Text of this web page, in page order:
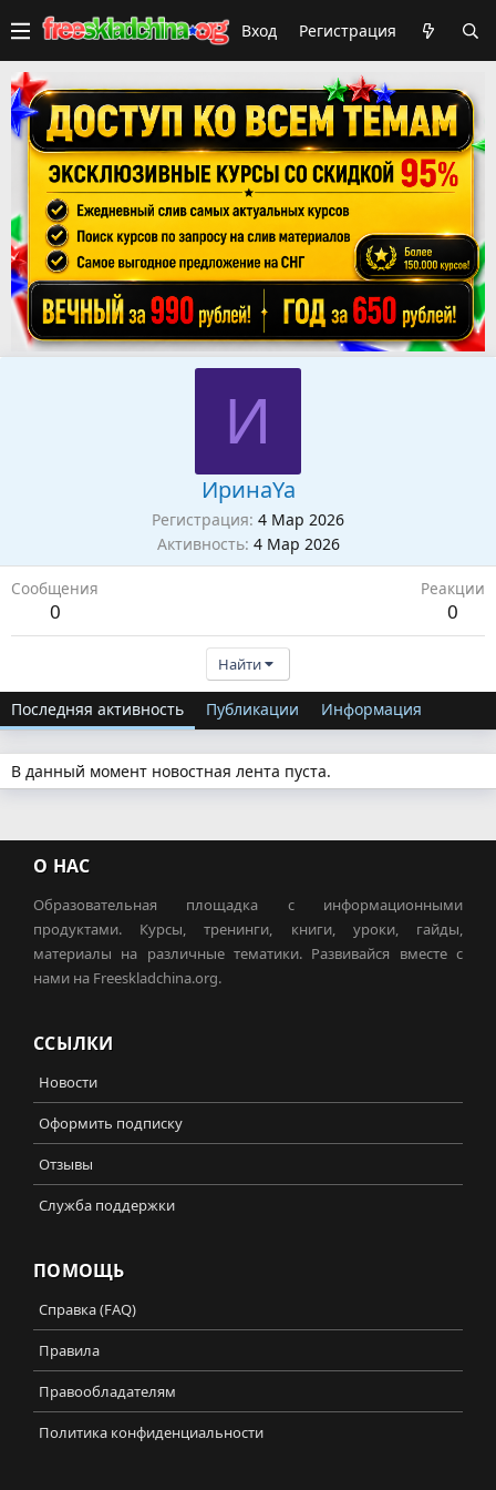
Вход Регистрация
И
ИринаYa
Регистрация 4 Мар 2026
Активность 4 Мар 2026
Сообщения
0
Реакции
0
Найти
Последняя активность Публикации Информация
В данный момент новостная лента пуста.
О НАС
Образовательная площадка с информационными
продуктами. Курсы, тренинги, книги, уроки, гайды,
материалы на различные тематики. Развивайся вместе с
нами на Freeskladchina.org.
ССЫЛКИ
Новости
Оформить подписку
Отзывы
Служба поддержки
ПОМОЩЬ
Справка (FAQ)
Правила
Правообладателям
Политика конфиденциальности